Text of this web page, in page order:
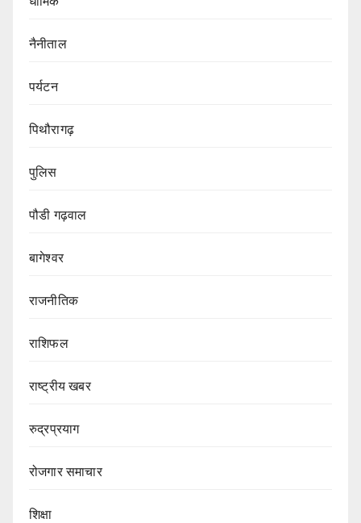
नैनीताल
पर्यटन
पिथौरागढ़
पुलिस
पौडी गढ़वाल
बागेश्वर
राजनीतिक
राशिफल
राष्ट्रीय खबर
रुद्रप्रयाग
रोजगार समाचार
शिक्षा